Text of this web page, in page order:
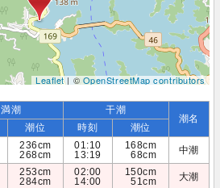
Leaflet| ©OpenStreetMap contributors
満潮 干潮
潮名
潮位 時刻
潮位
236cm
268cm
01:10
13:19
168cm
68cm
中潮
253cm
284cm
02:00
14:00
150cm
51cm
大潮